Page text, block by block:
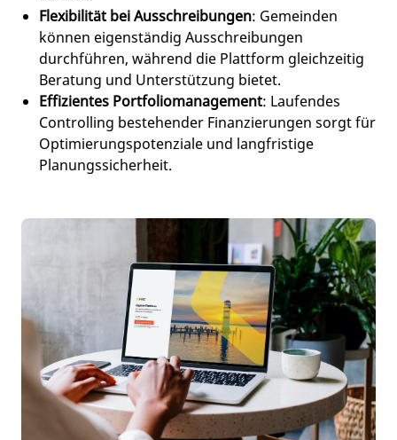
Flexibilität bei Ausschreibungen: Gemeinden
können eigenständig Ausschreibungen
durchführen, während die Plattform gleichzeitig
Beratung und Unterstützung bietet.
Effizientes Portfoliomanagement: Laufendes
Controlling bestehender Finanzierungen sorgt für
Optimierungspotenziale und langfristige
Planungssicherheit.